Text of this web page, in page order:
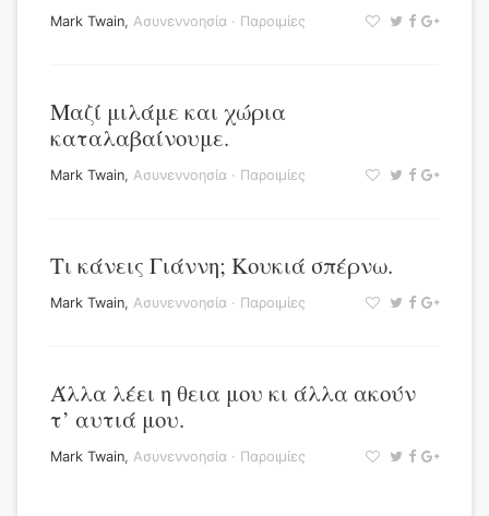
Mark Twain, Ασυνεννοησία · Παροιμίες
Μαζί μιλάμε και χώρια
καταλαβαίνουμε.
Mark Twain, Ασυνεννοησία · Παροιμίες
Τι κάνεις Γιάννη; Κουκιά σπέρνω.
Mark Twain, Ασυνεννοησία · Παροιμίες
Άλλα λέει η θεια μου κι άλλα ακούν
τ’ αυτιά μου.
Mark Twain, Ασυνεννοησία · Παροιμίες